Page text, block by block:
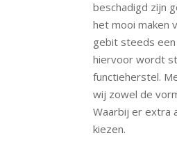
beschadigd zijn
het mooi maken
gebit steeds
hiervoor wordt
functieherstel.
wij zowel de
Waarbij er extra
kiezen.